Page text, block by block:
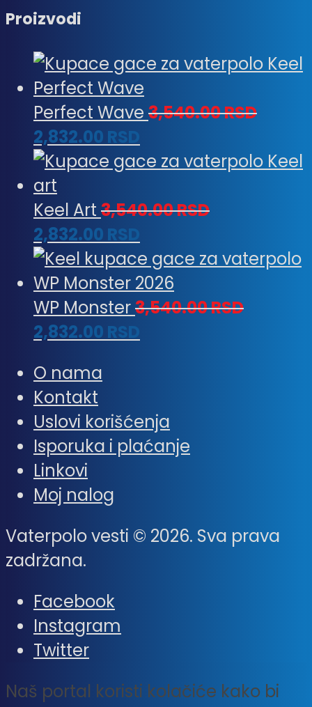
Proizvodi
Perfect Wave 3,540.00RSD
2,832.00 RSD
Keel Art 3,540.00RSD
2,832.00 RSD
WP Monster3,540.00RSD
2,832.00 RSD
O nama
Kontakt
Uslovi korišćenja
Isporuka i plaćanje
Linkovi
Moj nalog
Vaterpolo vesti © 2026. Sva prava
zadržana.
Facebook
Instagram
Twitter
Naš portal koristi kolačiće kako bi